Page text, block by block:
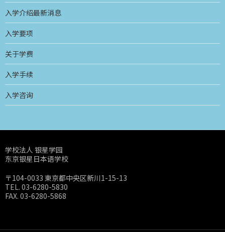
入学介绍最新消息
入学要项
关于学费
入学手续
入学咨询
学校法人 银星学园
东京银星日本语学校
〒104-0033 東京都中央区新川1-15-13
TEL. 03-6280-5830
FAX. 03-6280-5868